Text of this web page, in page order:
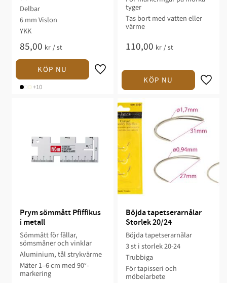
Delbar
6 mm Vislon
YKK
85,00 kr /st
+10
tyger
Tas bort med vatten eller
värme
110,00 kr /st
Prym sömmått Pfiffikus
i metall
Sömmått för fållar,
sömsmåner och vinklar
Aluminium, tål strykvärme
Mäter 1–6 cm med 90°-
markering
Böjda tapetserarnålar
Storlek 20/24
Böjda tapetserarnålar
3 st i storlek 20-24
Trubbiga
För tapisseri och
möbelarbete